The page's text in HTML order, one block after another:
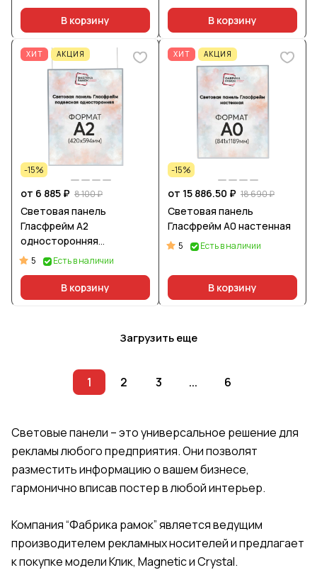
В корзину В корзину
ХИТ АКЦИЯ
-15%
от 6 885 ₽ 8 100 ₽
Световая панель
Гласфрейм А2
односторонняя
подвесная
5 Есть в наличии
В корзину
ХИТ АКЦИЯ
-15%
от 15 886.50 ₽ 18 690 ₽
Световая панель
Гласфрейм А0 настенная
5 Есть в наличии
В корзину
Загрузить еще
1 2 3 ... 6
Световые панели – это универсальное решение для
рекламы любого предприятия. Они позволят
разместить информацию о вашем бизнесе,
гармонично вписав постер в любой интерьер.
Компания “Фабрика рамок” является ведущим
производителем рекламных носителей и предлагает
к покупке модели Клик, Magnetic и Crystal.